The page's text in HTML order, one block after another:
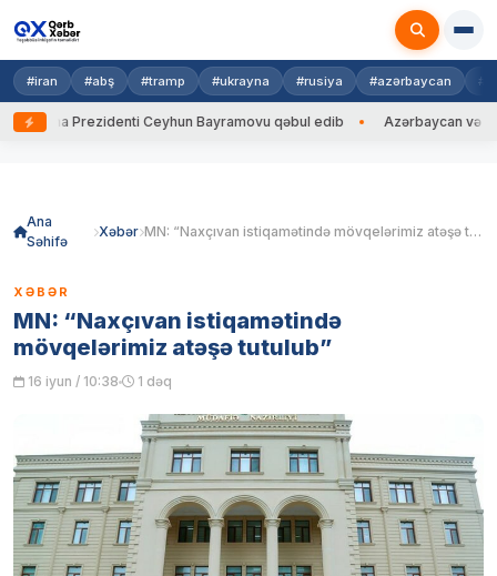
#iran #abş #tramp #ukrayna #rusiya #azərbaycan
Prezidenti Ceyhun Bayramovu qəbul edib Azərbaycan və
Ana
Səhifə
Xəbər MN: “Naxçıvan istiqamətində mövqelərimiz atəşə tutulub”
XƏBƏR
MN: “Naxçıvan istiqamətində
mövqelərimiz atəşə tutulub”
16 iyun / 10:38 1 dəq